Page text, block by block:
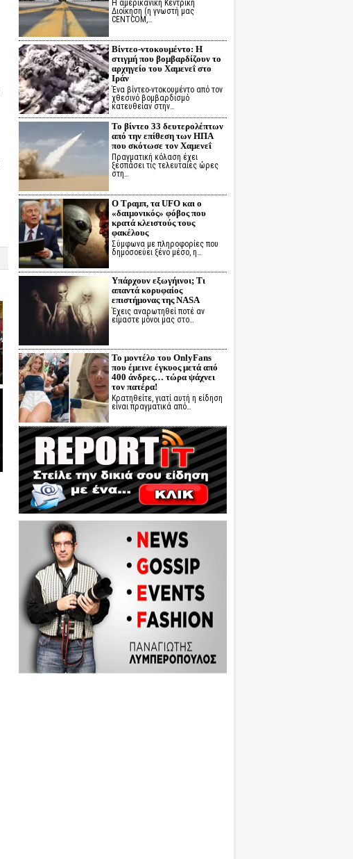
Η αμερικανική Κεντρική
Διοίκηση (η γνωστή μας
CENTCOM,…
Βίντεο-ντοκουμέντο: Η
στιγμή που βομβαρδίζουν το
αρχηγείο του Χαμενεΐ στο
Ιράν
Ένα βίντεο-ντοκουμέντο από τον
χθεσινό βομβαρδισμό
κατευθείαν στην…
Το βίντεο 33 δευτερολέπτων
από την επίθεση των ΗΠΑ
που σκότωσε τον Χαμενεΐ
Πραγματική κόλαση έχει
ξεσπάσει τις τελευταίες ώρες
στη…
Ο Τραμπ, τα UFO και ο
«δαιμονικός» φόβος που
κρατά κλειστούς τους
φακέλους
Σύμφωνα με πληροφορίες που
δημοσοεύει ξένο μέσο, η…
Υπάρχουν εξωγήινοι; Τι
απαντά κορυφαίος
επιστήμονας της NASA
Έχεις αναρωτηθεί ποτέ αν
είμαστε μόνοι μας στο…
Το μοντέλο του OnlyFans
που έμεινε έγκυος μετά από
400 άνδρες… τώρα ψάχνει
τον πατέρα!
Κρατηθείτε, γιατί αυτή η είδηση
είναι πραγματικά από…